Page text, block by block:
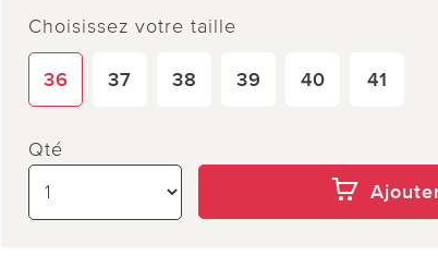
Choisissez votre taille
36 37 38 39 40 41
Qté